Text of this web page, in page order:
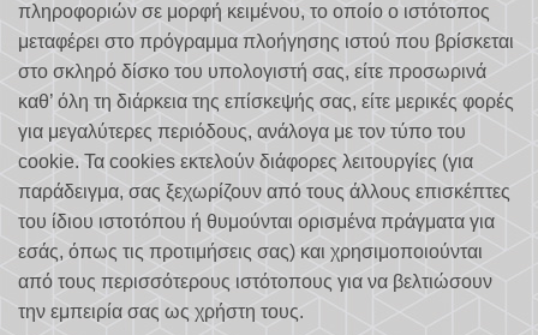
πληροφοριών σε μορφή κειμένου, το οποίο ο ιστότοπος
μεταφέρει στο πρόγραμμα πλοήγησης ιστού που βρίσκεται
στο σκληρό δίσκο του υπολογιστή σας, είτε προσωρινά
καθ’ όλη τη διάρκεια της επίσκεψής σας, είτε μερικές φορές
για μεγαλύτερες περιόδους, ανάλογα με τον τύπο του
cookie. Τα cookies εκτελούν διάφορες λειτουργίες (για
παράδειγμα, σας ξεχωρίζουν από τους άλλους επισκέπτες
του ίδιου ιστοτόπου ή θυμούνται ορισμένα πράγματα για
εσάς, όπως τις προτιμήσεις σας) και χρησιμοποιούνται
από τους περισσότερους ιστότοπους για να βελτιώσουν
την εμπειρία σας ως χρήστη τους.